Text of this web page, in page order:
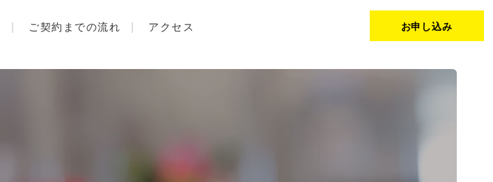
ご契約までの流れ アクセス お申し込み